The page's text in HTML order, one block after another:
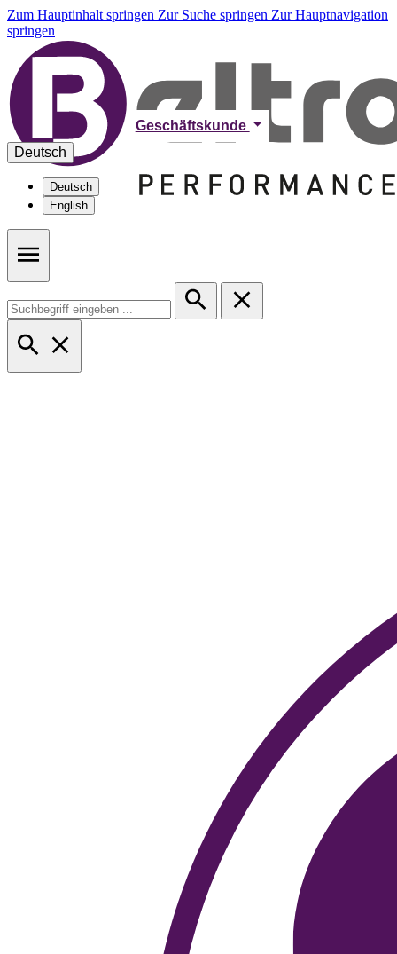
Zum Hauptinhalt springen Zur Suche springen Zur Hauptnavigation
springen
Geschäftskunde
Deutsch
Deutsch
English